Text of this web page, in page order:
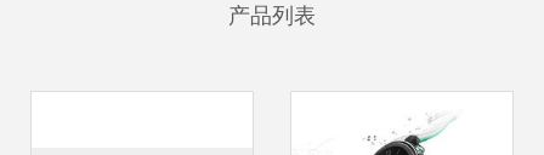
产品列表